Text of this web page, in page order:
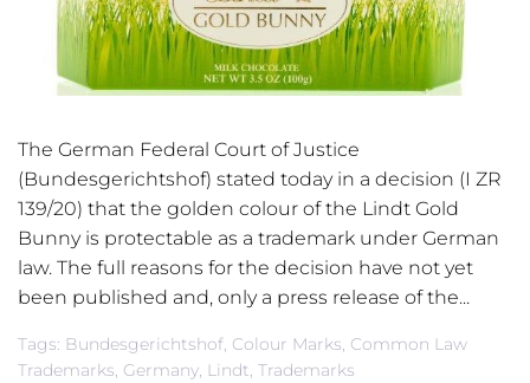
The German Federal Court of Justice
(Bundesgerichtshof) stated today in a decision (I ZR
139/20) that the golden colour of the Lindt Gold
Bunny is protectable as a trademark under German
law. The full reasons for the decision have not yet
been published and, only a press release of the...
Tags: Bundesgerichtshof, Colour Marks, Common Law
Trademarks, Germany, Lindt, Trademarks